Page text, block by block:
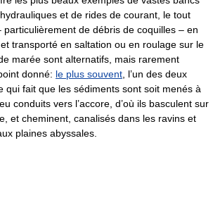
et de rides de courant, le tout
particulièrement de débris de coquilles – en
transporté en saltation ou en roulage sur le
marée sont alternatifs, mais rarement
donné: le plus souvent , l’un des deux
qui fait que les sédiments sont soit menés à
conduits vers l’accore, d’où ils basculent sur
et cheminent, canalisés dans les ravins et
plaines abyssales.